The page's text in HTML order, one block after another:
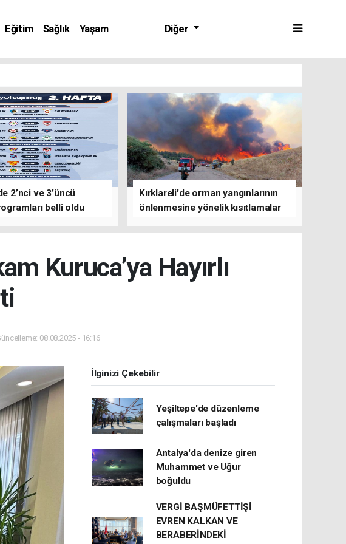
Eğitim Sağlık
Yaşam
Diğer
2’nci ve 3’üncü
belli oldu
Kırklareli'de orman yangınlarının
önlenmesine yönelik kısıtlamalar
Kuruca’ya Hayırlı
08.08.2025 - 16:16
İlginizi Çekebilir
Yeşiltepe'de düzenleme
çalışmaları başladı
Antalya'da denize giren
Muhammet ve Uğur
boğuldu
VERGİ BAŞMÜFETTİŞİ
EVREN KALKAN VE
BERABERİNDEKİ